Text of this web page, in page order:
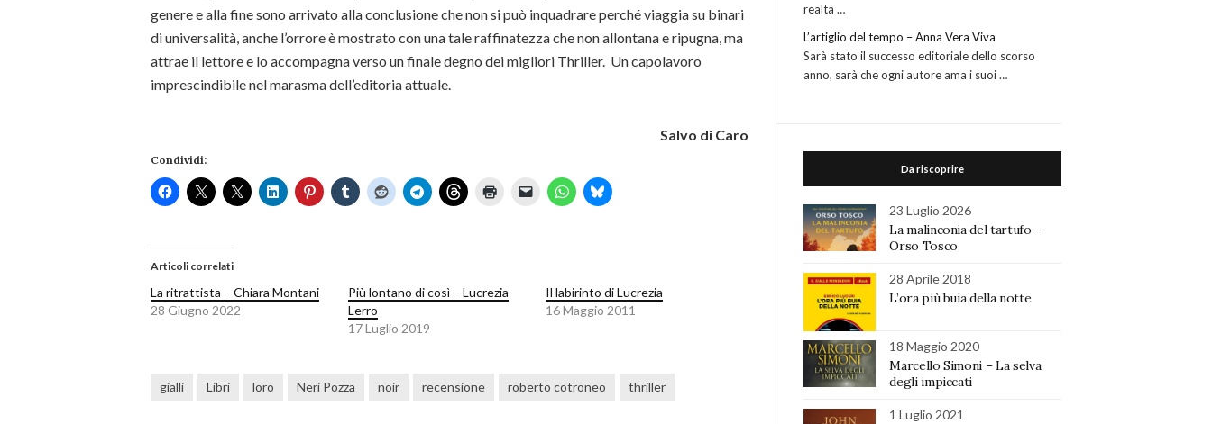
genere e alla fine sono arrivato alla conclusione che non si può inquadrare perché viaggia su binari
di universalità, anche l’orrore è mostrato con una tale raffinatezza che non allontana e ripugna, ma
attrae il lettore e lo accompagna verso un finale degno dei migliori Thriller. Un capolavoro
imprescindibile nel marasma dell’editoria attuale.
Salvo di Caro
Condividi:
Articoli correlati
La ritrattista – Chiara Montani
28 Giugno 2022
Più lontano di così – Lucrezia
Lerro
17 Luglio 2019
Il labirinto di Lucrezia
16 Maggio 2011
gialli Libri loro Neri Pozza noir recensione roberto cotroneo thriller
realtà …
L’artiglio del tempo – Anna Vera Viva
Sarà stato il successo editoriale dello scorso
anno, sarà che ogni autore ama i suoi …
Da riscoprire
23 Luglio 2026
La malinconia del tartufo –
Orso Tosco
28 Aprile 2018
L’ora più buia della notte
18 Maggio 2020
Marcello Simoni – La selva
degli impiccati
1 Luglio 2021